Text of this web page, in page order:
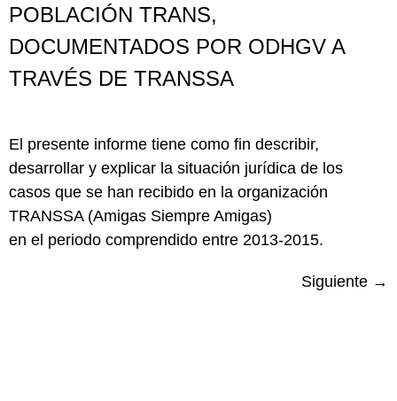
POBLACIÓN TRANS,
DOCUMENTADOS POR ODHGV A
TRAVÉS DE TRANSSA
El presente informe tiene como fin describir,
desarrollar y explicar la situación jurídica de los
casos que se han recibido en la organización
TRANSSA (Amigas Siempre Amigas)
en el periodo comprendido entre 2013-2015.
Siguiente →